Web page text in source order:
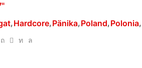
, Hardcore, Pänika, Poland, Polonia,